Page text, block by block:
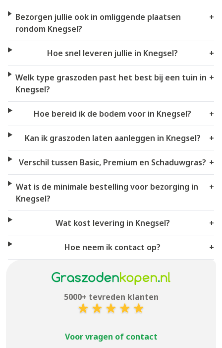
Bezorgen jullie ook in omliggende plaatsen
rondom Knegsel?
+
Hoe snel leveren jullie in Knegsel? +
Welk type graszoden past het best bij een tuin in
Knegsel?
+
Hoe bereid ik de bodem voor in Knegsel? +
Kan ik graszoden laten aanleggen in Knegsel? +
Verschil tussen Basic, Premium en Schaduwgras? +
Wat is de minimale bestelling voor bezorging in
Knegsel?
+
Wat kost levering in Knegsel? +
Hoe neem ik contact op? +
5000+ tevreden klanten
Voor vragen of contact